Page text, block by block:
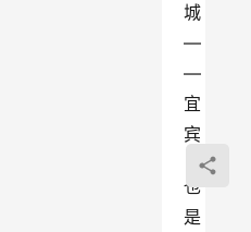
城
—
—
宜
宾
也
是